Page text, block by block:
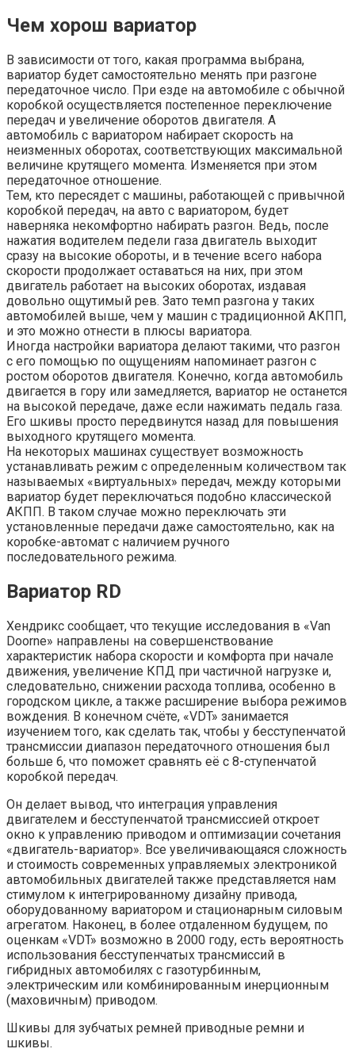
Чем хорош вариатор
В зависимости от того, какая программа выбрана,
вариатор будет самостоятельно менять при разгоне
передаточное число. При езде на автомобиле с обычной
коробкой осуществляется постепенное переключение
передач и увеличение оборотов двигателя. А
автомобиль с вариатором набирает скорость на
неизменных оборотах, соответствующих максимальной
величине крутящего момента. Изменяется при этом
передаточное отношение.
Тем, кто пересядет с машины, работающей с привычной
коробкой передач, на авто с вариатором, будет
наверняка некомфортно набирать разгон. Ведь, после
нажатия водителем педели газа двигатель выходит
сразу на высокие обороты, и в течение всего набора
скорости продолжает оставаться на них, при этом
двигатель работает на высоких оборотах, издавая
довольно ощутимый рев. Зато темп разгона у таких
автомобилей выше, чем у машин с традиционной АКПП,
и это можно отнести в плюсы вариатора.
Иногда настройки вариатора делают такими, что разгон
с его помощью по ощущениям напоминает разгон с
ростом оборотов двигателя. Конечно, когда автомобиль
двигается в гору или замедляется, вариатор не останется
на высокой передаче, даже если нажимать педаль газа.
Его шкивы просто передвинутся назад для повышения
выходного крутящего момента.
На некоторых машинах существует возможность
устанавливать режим с определенным количеством так
называемых «виртуальных» передач, между которыми
вариатор будет переключаться подобно классической
АКПП. В таком случае можно переключать эти
установленные передачи даже самостоятельно, как на
коробке-автомат с наличием ручного
последовательного режима.
Вариатор RD
Хендрикс сообщает, что текущие исследования в «Van
Doorne» направлены на совершенствование
характеристик набора скорости и комфорта при начале
движения, увеличение КПД при частичной нагрузке и,
следовательно, снижении расхода топлива, особенно в
городском цикле, а также расширение выбора режимов
вождения. В конечном счёте, «VDT» занимается
изучением того, как сделать так, чтобы у бесступенчатой
трансмиссии диапазон передаточного отношения был
больше 6, что поможет сравнять её с 8-ступенчатой
коробкой передач.
Он делает вывод, что интеграция управления
двигателем и бесступенчатой трансмиссией откроет
окно к управлению приводом и оптимизации сочетания
«двигатель-вариатор». Все увеличивающаяся сложность
и стоимость современных управляемых электроникой
автомобильных двигателей также представляется нам
стимулом к интегрированному дизайну привода,
оборудованному вариатором и стационарным силовым
агрегатом. Наконец, в более отдаленном будущем, по
оценкам «VDT» возможно в 2000 году, есть вероятность
использования бесступенчатых трансмиссий в
гибридных автомобилях с газотурбинным,
электрическим или комбинированным инерционным
(маховичным) приводом.
Шкивы для зубчатых ремней приводные ремни и
шкивы.